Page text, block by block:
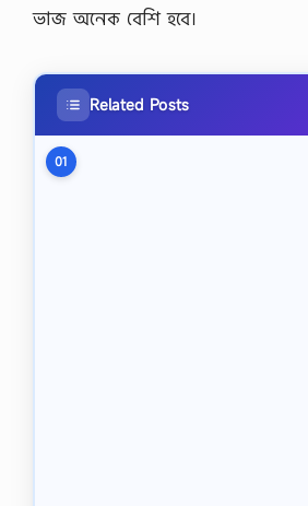
ভাজ অনেক বেশি হবে।
Related Posts
01